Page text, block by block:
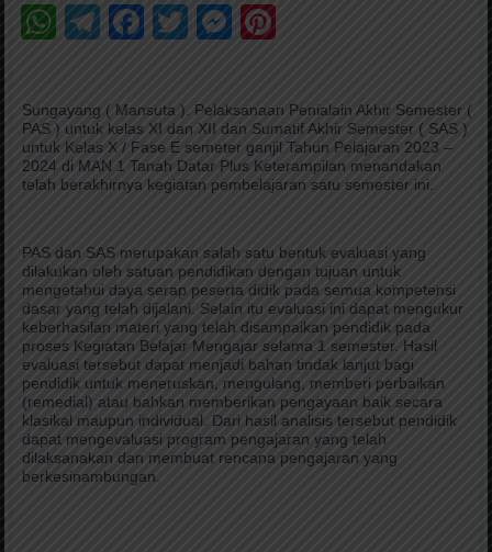
WhatsApp
Telegram
Facebook
TwitterMessenger
Sungayang ( Mansuta ). Pelaksanaan Penialain Akhir Semester (
PAS ) untuk kelas XI dan XII dan Sumatif Akhir Semester ( SAS )
untuk Kelas X / Fase E semeter ganjil Tahun Pelajaran 2023 –
2024 di MAN 1 Tanah Datar Plus Keterampilan menandakan
telah berakhirnya kegiatan pembelajaran satu semester ini.
PAS dan SAS merupakan salah satu bentuk evaluasi yang
dilakukan oleh satuan pendidikan dengan tujuan untuk
mengetahui daya serap peserta didik pada semua kompetensi
dasar yang telah dijalani. Selain itu evaluasi ini dapat mengukur
keberhasilan materi yang telah disampaikan pendidik pada
proses Kegiatan Belajar Mengajar selama 1 semester. Hasil
evaluasi tersebut dapat menjadi bahan tindak lanjut bagi
pendidik untuk meneruskan, mengulang, memberi perbaikan
(remedial) atau bahkan memberikan pengayaan baik secara
klasikal maupun individual. Dari hasil analisis tersebut pendidik
dapat mengevaluasi program pengajaran yang telah
dilaksanakan dan membuat rencana pengajaran yang
berkesinambungan.